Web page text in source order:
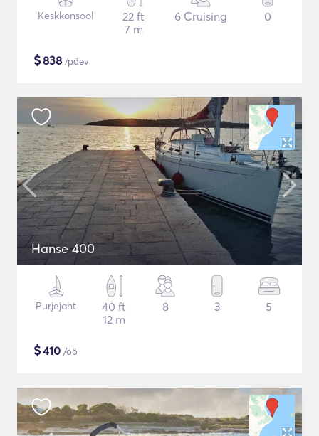
Keskkonsool
22 ft
7 m
6 Cruising 0
$838 /päev
Hanse 400
Purjejaht
40 ft
12 m
8 3 5
$410 /öö